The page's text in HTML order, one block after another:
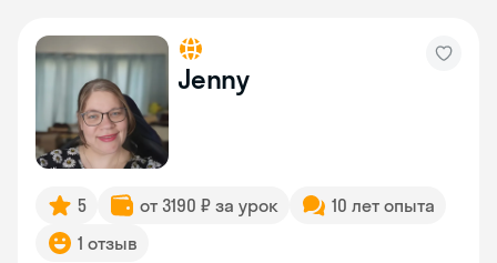
Jenny
5 от 3190 ₽ за урок
10 лет опыта
1 отзыв